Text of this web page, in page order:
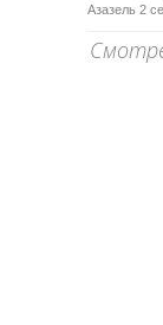
Азазель 2